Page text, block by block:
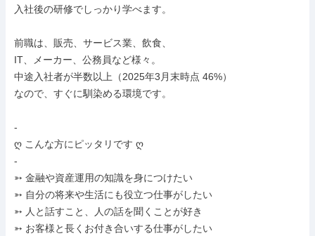
入社後の研修でしっかり学べます。
前職は、販売、サービス業、飲食、
IT、メーカー、公務員など様々。
中途入社者が半数以上（2025年3月末時点 46%）
なので、すぐに馴染める環境です。
-
ღ こんな方にピッタリです ღ
-
➳ 金融や資産運用の知識を身につけたい
➳ 自分の将来や生活にも役立つ仕事がしたい
➳ 人と話すこと、人の話を聞くことが好き
➳ お客様と長くお付き合いする仕事がしたい